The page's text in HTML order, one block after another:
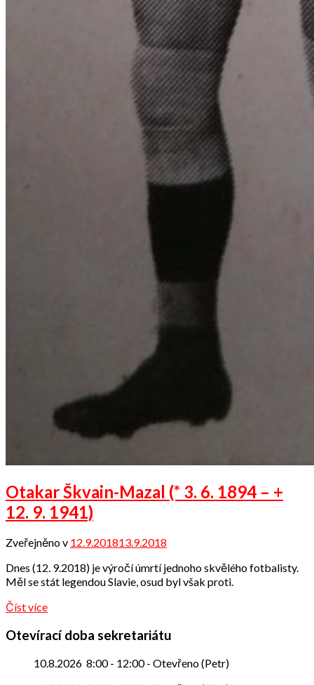
Otakar Škvain-Mazal (* 3. 6. 1894 – +
12. 9. 1941)
Zveřejněno v 12.9.201813.9.2018
přátel
Dnes (12. 9.2018) je výročí úmrtí jednoho skvělého fotbalisty.
Měl se stát legendou Slavie, osud byl však proti.
Číst více
Otevírací doba sekretariátu
10.8.2026 8:00- 12:00- Otevřeno (Petr)